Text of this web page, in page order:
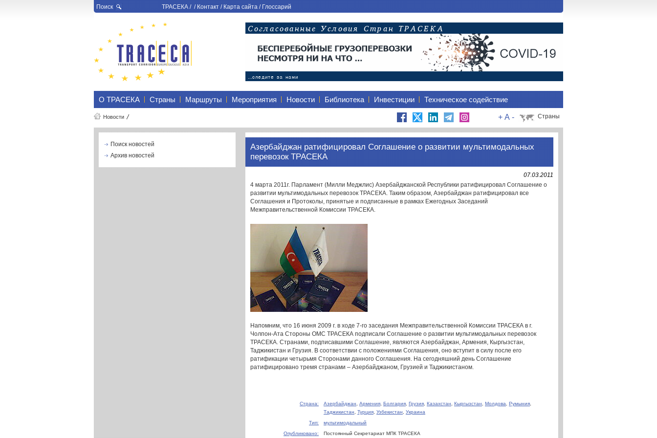
Поиск ТРАСЕКА/ /Контакт/Карта сайта/Глоссарий
О ТРАСЕКА Страны Маршруты Мероприятия Новости Библиотека Инвестиции Техническое содействие
Новости Страны
+ A -
Поиск новостей
Архив новостей
Азербайджан ратифицировал Соглашение о развитии мультимодальных
перевозок ТРАСЕКА
07.03.2011
4 марта 2011г. Парламент (Милли Меджлис) Азербайджанской Республики ратифицировал Соглашение о
развитии мультимодальных перевозок ТРАСЕКА. Таким образом, Азербайджан ратифицировал все
Соглашения и Протоколы, принятые и подписанные в рамках Ежегодных Заседаний
Межправительственной Комиссии ТРАСЕКА.
Напомним, что 16 июня 2009 г. в ходе 7-го заседания Межправительственной Комиссии ТРАСЕКА в г.
Чолпон-Ата Стороны ОМС ТРАСЕКА подписали Соглашение о развитии мультимодальных перевозок
ТРАСЕКА. Странами, подписавшими Соглашение, являются Азербайджан, Армения, Кыргызстан,
Таджикистан и Грузия. В соответствии с положениями Соглашения, оно вступит в силу после его
ратификации четырьмя Сторонами данного Соглашения. На сегодняшний день Соглашение
ратифицировано тремя странами – Азербайджаном, Грузией и Таджикистаном.
Страна: Азербайджан Армения Болгария Грузия Казахстан Кыргызстан Молдова Румыния
Таджикистан
Турция Узбекистан
Украина
Тип:
мультимодальный
Опубликовано:
Постоянный Секретариат МПК ТРАСЕКА